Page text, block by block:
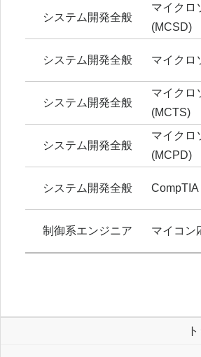
システム開発全般
マイクロ
(MCSD)
システム開発全般 マイクロ
システム開発全般
マイクロ
(MCTS)
システム開発全般
マイクロ
(MCPD)
システム開発全般 CompTIA
制御系エンジニア マイコン